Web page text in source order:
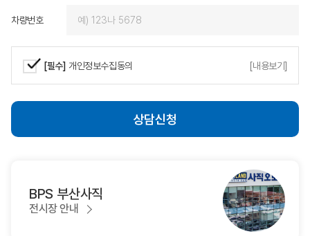
차량번호
[필수] 개인정보수집동의 [내용보기]
상담신청
BPS 부산사직
전시장 안내